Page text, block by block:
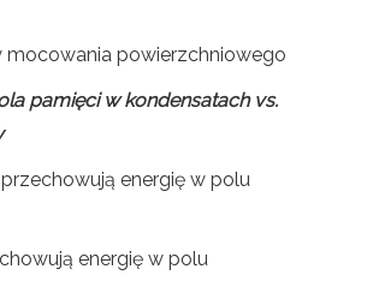
mocowania powierzchniowego
pamięci w kondensatach vs.
energię w polu
energię w polu